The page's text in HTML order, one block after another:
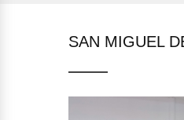
SAN MIGUEL